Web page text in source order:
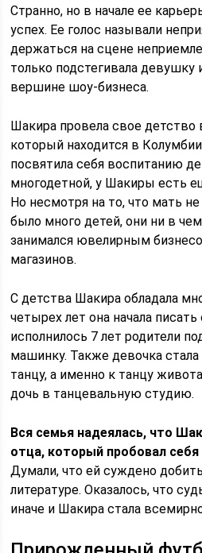
Странно, но в начале ее
успех. Ее голос называли
держаться на сцене
только подстегивала девушку
вершине шоу-бизнеса.
Шакира провела свое детство
который находится в
посвятила себя воспитанию
многодетной, у Шакиры есть
Но несмотря на то, что мать
было много детей, они ни в
занимался ювелирным
магазинов.
С детства Шакира обладала
четырех лет она начала
исполнилось 7 лет родители
машинку. Также девочка стала
танцу, а именно к танцу
дочь в танцевальную студию.
Вся семья надеялась, что
отца, который пробовал себя
Думали, что ей суждено
литературе. Оказалось, что
иначе и Шакира стала